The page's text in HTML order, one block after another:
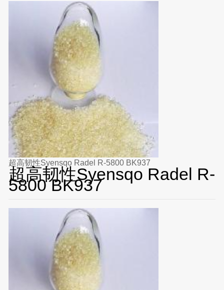
超高韧性Syensqo Radel R-5800 BK937
超高韧性Syensqo Radel R-
5800 BK937